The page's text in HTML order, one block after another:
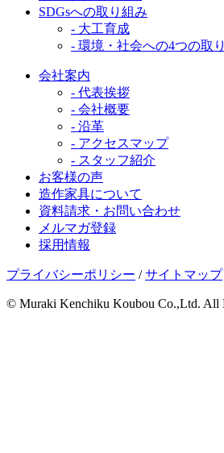
SDGsへの取り組み
- 大工育成
- 環境・社会への4つの取
会社案内
- 代表挨拶
- 会社概要
- 沿革
- アクセスマップ
- スタッフ紹介
お客様の声
造作家具について
資料請求・お問い合わせ
メルマガ登録
採用情報
プライバシーポリシー /サイトマップ
© Muraki Kenchiku Koubou Co.,Ltd. All